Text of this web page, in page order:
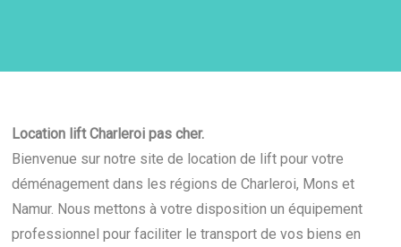
Location lift Charleroi pas cher.
Bienvenue sur notre site de location de lift pour votre
déménagement dans les régions de Charleroi, Mons et
Namur. Nous mettons à votre disposition un équipement
professionnel pour faciliter le transport de vos biens en